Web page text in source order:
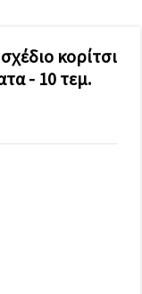
κορίτσι
- 10 τεμ.